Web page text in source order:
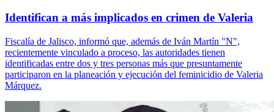
Identifican a más implicados en crimen de Valeria
Fiscalía de Jalisco, informó que, además de Iván Martín "N",
recientemente vinculado a proceso, las autoridades tienen
identificadas entre dos y tres personas más que presuntamente
participaron en la planeación y ejecución del feminicidio de Valeria
Márquez.